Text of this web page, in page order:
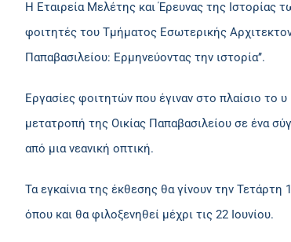
Η Εταιρεία Μελέτης και Έρευνας της Ιστορίας
φοιτητές του Τμήματος Εσωτερικής
Παπαβασιλείου: Ερμηνεύοντας την ιστορία’’.
Εργασίες φοιτητών που έγιναν στο πλαίσιο
μετατροπή της Οικίας Παπαβασιλείου σε ένα
από μια νεανική οπτική.
Τα εγκαίνια της έκθεσης θα γίνουν την Τετάρτη
όπου και θα φιλοξενηθεί μέχρι τις 22 Ιουνίου.